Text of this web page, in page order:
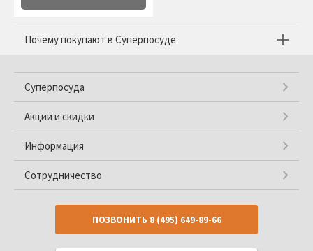
Почему покупают в Суперпосуде
Суперпосуда
Акции и скидки
Информация
Сотрудничество
ПОЗВОНИТЬ 8 (495) 649-89-66